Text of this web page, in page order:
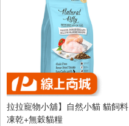
拉拉寵物小舖】自然小貓 貓飼料
凍乾+無穀貓糧